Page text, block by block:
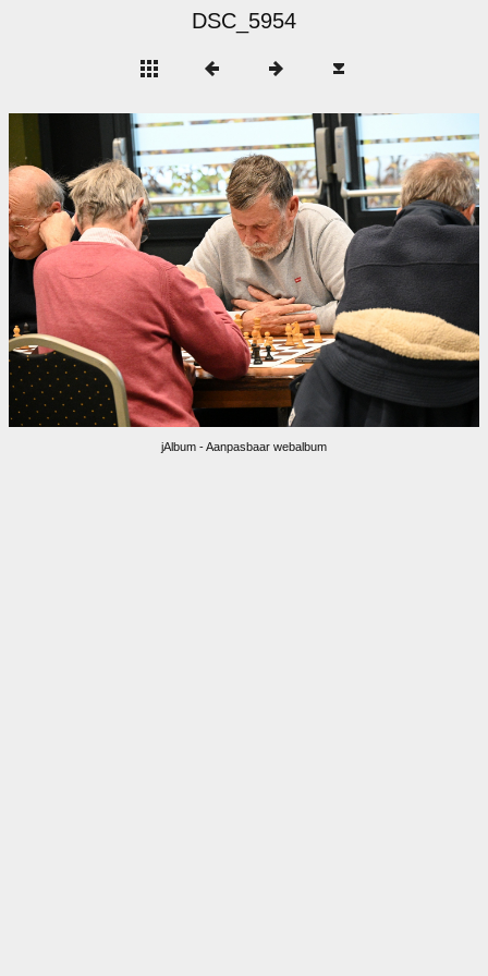
DSC_5954
jAlbum - Aanpasbaar webalbum